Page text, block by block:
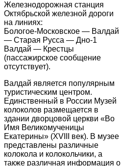
Железнодорожная станция
Октябрьской железной дороги
на линиях:
Бологое-Московское — Валдай
— Старая Русса — Дно-1
Валдай — Крестцы
(пассажирское сообщение
отсутствует).
Валдай является популярным
туристическим центром.
Единственный в России Музей
колоколов размещается в
здании дворцовой церкви «Во
Имя Великомученицы
Екатерины» (XVIII век). В музее
представлены различные
колокола и колокольчики, а
также различная информация о